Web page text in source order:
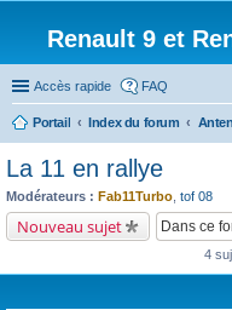
Renault 9 et
Accès rapide FAQ
Portail Index du forum
La 11 en rallye
Modérateurs : Fab11Turbo tof 08
Nouveau sujet
4